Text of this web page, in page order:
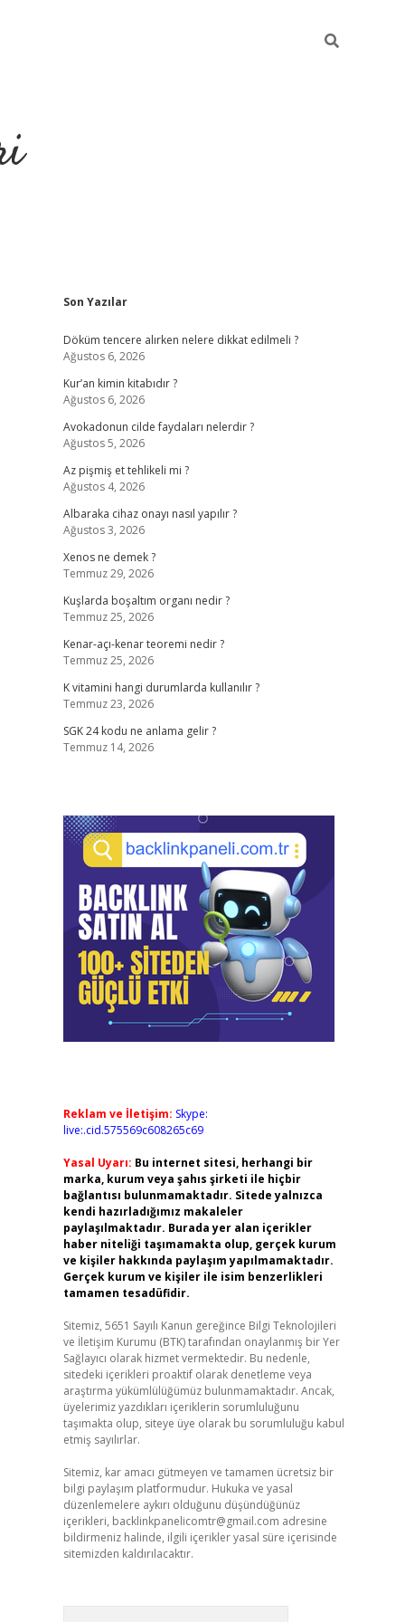
Sidebar
Son Yazılar
Döküm tencere alırken nelere dikkat edilmeli ?
Ağustos 6, 2026
Kur’an kimin kitabıdır ?
Ağustos 6, 2026
Avokadonun cilde faydaları nelerdir ?
Ağustos 5, 2026
Az pişmiş et tehlikeli mi ?
Ağustos 4, 2026
Albaraka cihaz onayı nasıl yapılır ?
Ağustos 3, 2026
Xenos ne demek ?
Temmuz 29, 2026
Kuşlarda boşaltım organı nedir ?
Temmuz 25, 2026
Kenar-açı-kenar teoremi nedir ?
Temmuz 25, 2026
K vitamini hangi durumlarda kullanılır ?
Temmuz 23, 2026
SGK 24 kodu ne anlama gelir ?
Temmuz 14, 2026
Reklam ve İletişim: Skype:
live:.cid.575569c608265c69
Yasal Uyarı: Bu internet sitesi, herhangi bir
marka, kurum veya şahıs şirketi ile hiçbir
bağlantısı bulunmamaktadır. Sitede yalnızca
kendi hazırladığımız makaleler
paylaşılmaktadır. Burada yer alan içerikler
haber niteliği taşımamakta olup, gerçek kurum
ve kişiler hakkında paylaşım yapılmamaktadır.
Gerçek kurum ve kişiler ile isim benzerlikleri
tamamen tesadüfidir.
Sitemiz, 5651 Sayılı Kanun gereğince Bilgi Teknolojileri
ve İletişim Kurumu (BTK) tarafından onaylanmış bir Yer
Sağlayıcı olarak hizmet vermektedir. Bu nedenle,
sitedeki içerikleri proaktif olarak denetleme veya
araştırma yükümlülüğümüz bulunmamaktadır. Ancak,
üyelerimiz yazdıkları içeriklerin sorumluluğunu
taşımakta olup, siteye üye olarak bu sorumluluğu kabul
etmiş sayılırlar.
Sitemiz, kar amacı gütmeyen ve tamamen ücretsiz bir
bilgi paylaşım platformudur. Hukuka ve yasal
düzenlemelere aykırı olduğunu düşündüğünüz
içerikleri, backlinkpanelicomtr@gmail.com adresine
bildirmeniz halinde, ilgili içerikler yasal süre içerisinde
sitemizden kaldırılacaktır.